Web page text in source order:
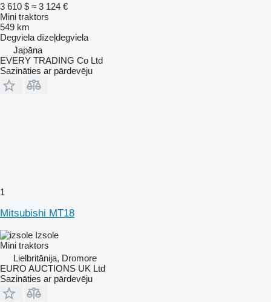
3 610 $ ≈ 3 124 €
Mini traktors
549 km
Degviela dīzeļdegviela
Japāna
EVERY TRADING Co Ltd
Sazināties ar pārdevēju
1
Mitsubishi MT18
Izsole
Mini traktors
Lielbritānija, Dromore
EURO AUCTIONS UK Ltd
Sazināties ar pārdevēju